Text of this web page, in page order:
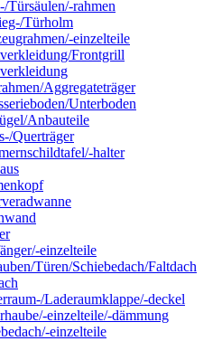
Türsäulen/-rahmen
Türholm
einzelteile
Frontgrill
Aggregateträger
Unterboden
Anbauteile
Querträger
halter
einzelteile
Türen/Schiebedach/Faltdach
Laderaumklappe/-deckel
einzelteile/-dämmung
einzelteile